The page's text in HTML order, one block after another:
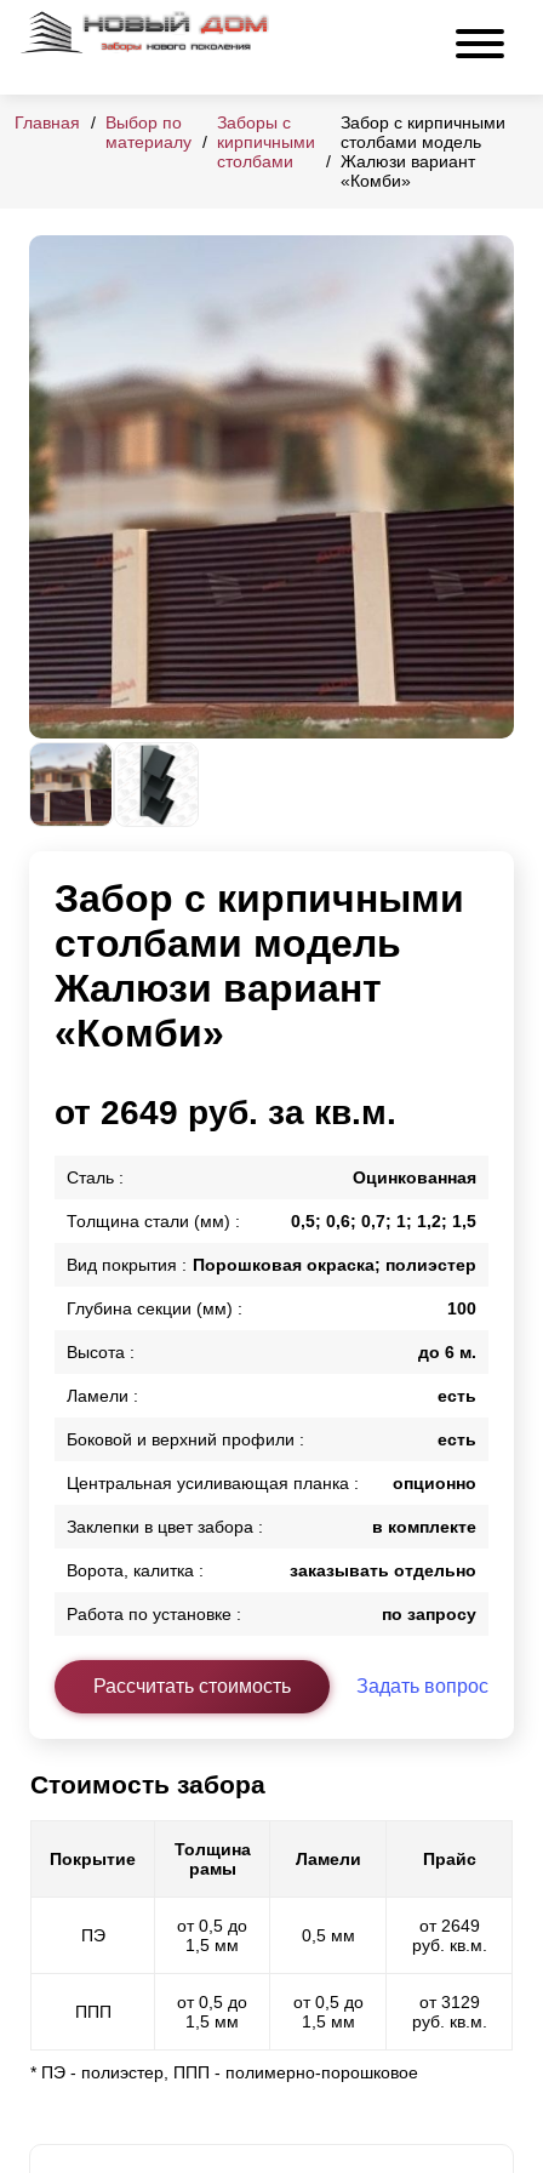
Главная
Выбор по
материалу
Заборы с
кирпичными
столбами
Забор с кирпичными
столбами модель
Жалюзи вариант
«Комби»
Забор с кирпичными
столбами модель
Жалюзи вариант
«Комби»
от 2649 руб. за кв.м.
Сталь : Оцинкованная
Толщина стали (мм) : 0,5; 0,6; 0,7; 1; 1,2; 1,5
Вид покрытия : Порошковая окраска; полиэстер
Глубина секции (мм) : 100
Высота : до 6 м.
Ламели : есть
Боковой и верхний профили : есть
Центральная усиливающая планка : опционно
Заклепки в цвет забора : в комплекте
Ворота, калитка : заказывать отдельно
Работа по установке : по запросу
Рассчитать стоимость Задать вопрос
Стоимость забора
Покрытие
Толщина
рамы
Ламели Прайс
ПЭ
от 0,5 до
1,5 мм
0,5 мм
от 2649
руб. кв.м.
ППП
от 0,5 до
1,5 мм
от 0,5 до
1,5 мм
от 3129
руб. кв.м.
* ПЭ - полиэстер, ППП - полимерно-порошковое